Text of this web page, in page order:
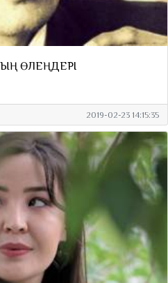
ӨЛЕҢДЕРІ
2019-02-23 14:15:35